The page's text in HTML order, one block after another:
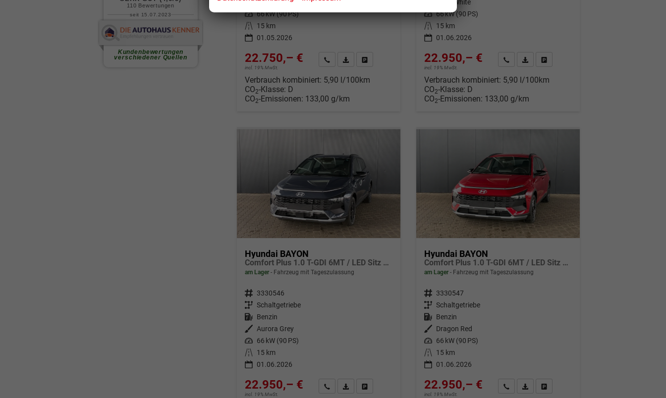
Außenfarbe Lucid Lime
Leistung 66 kW (90 PS)
Kilometerstand
15 km
01.05.2026
22.750,– €
incl. 19% MwSt.
Wir rufen Sie an
Fahrzeugexposé (PDF)
Fahrzeug parken
Verbrauch kombiniert: 5,90 l/100km
CO2-Klasse: D
CO2-Emissionen: 133,00 g/km
Atlas White
Leistung 66 kW (90 PS)
Kilometerstand
15 km
01.06.2026
22.950,– €
incl. 19% MwSt.
Wir rufen Sie an
Fahrzeugexposé (PDF)
Fahrzeug parken
Verbrauch kombiniert: 5,90 l/100km
CO2-Klasse: D
CO2-Emissionen: 133,00 g/km
Hyundai BAYON
Comfort Plus 1.0 T-GDI 6MT / LED Sitz + Lenkradheizung Navi Tempomat Alu 16"
am Lager Fahrzeug mit Tageszulassung
Fahrzeugnr. 3330546
Getriebe Schaltgetriebe
Kraftstoff Benzin
Außenfarbe Aurora Grey
Leistung 66 kW (90 PS)
Kilometerstand
15 km
01.06.2026
22.950,– €
incl. 19% MwSt.
Wir rufen Sie an
Fahrzeugexposé (PDF)
Fahrzeug parken
Hyundai BAYON
Comfort Plus 1.0 T-GDI 6MT / LED Sitz + Lenkradheizung Navi Tempomat Alu 16"
am Lager Fahrzeug mit Tageszulassung
Fahrzeugnr. 3330547
Getriebe Schaltgetriebe
Kraftstoff Benzin
Außenfarbe
Dragon Red
Leistung 66 kW (90 PS)
Kilometerstand
15 km
01.06.2026
22.950,– €
incl. 19% MwSt.
Wir rufen Sie an
Fahrzeugexposé (PDF)
Fahrzeug parken